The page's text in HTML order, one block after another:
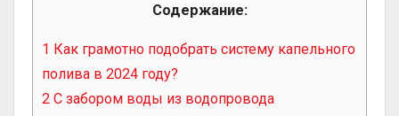
Содержание:
1 Как грамотно подобрать систему капельного
полива в 2024 году?
2 С забором воды из водопровода